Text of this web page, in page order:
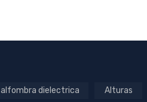
alfombra dielectrica Alturas